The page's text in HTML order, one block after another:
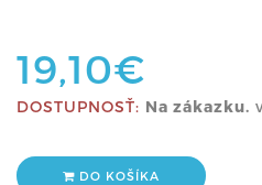
19,10€
DOSTUPNOSŤ: Na zákazku.
DO KOŠÍKA